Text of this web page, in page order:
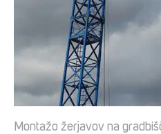
Montažo žerjavov na